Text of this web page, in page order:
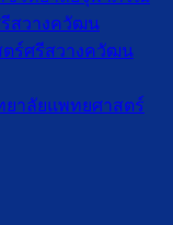
สวางควัฒน
ร์ศรีสวางควัฒน
าลัยแพทยศาสตร์